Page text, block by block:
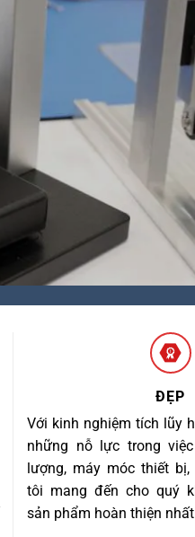
ĐẸP
Với kinh nghiệm tích lũy
những nỗ lực trong
lượng, máy móc thiết bị,
tôi mang đến cho quý
sản phẩm hoàn thiện